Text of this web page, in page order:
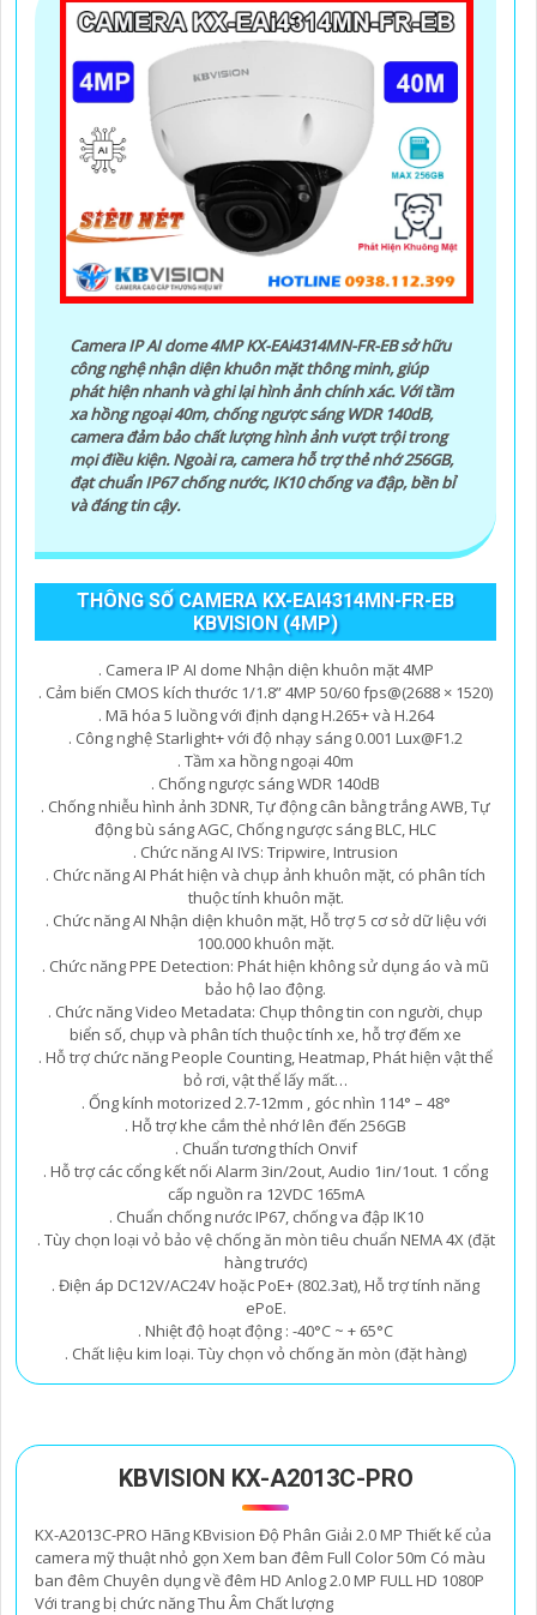
Camera IP AI dome 4MP KX-EAi4314MN-FR-EB sở hữu
công nghệ nhận diện khuôn mặt thông minh, giúp
phát hiện nhanh và ghi lại hình ảnh chính xác. Với tầm
xa hồng ngoại 40m, chống ngược sáng WDR 140dB,
camera đảm bảo chất lượng hình ảnh vượt trội trong
mọi điều kiện. Ngoài ra, camera hỗ trợ thẻ nhớ 256GB,
đạt chuẩn IP67 chống nước, IK10 chống va đập, bền bỉ
và đáng tin cậy.
THÔNG SỐ CAMERA KX-EAI4314MN-FR-EB
KBVISION (4MP)
. Camera IP AI dome Nhận diện khuôn mặt 4MP
. Cảm biến CMOS kích thước 1/1.8” 4MP 50/60 fps@(2688 × 1520)
. Mã hóa 5 luồng với định dạng H.265+ và H.264
. Công nghệ Starlight+ với độ nhạy sáng 0.001 Lux@F1.2
. Tầm xa hồng ngoại 40m
. Chống ngược sáng WDR 140dB
. Chống nhiễu hình ảnh 3DNR, Tự động cân bằng trắng AWB, Tự
động bù sáng AGC, Chống ngược sáng BLC, HLC
. Chức năng AI IVS: Tripwire, Intrusion
. Chức năng AI Phát hiện và chụp ảnh khuôn mặt, có phân tích
thuộc tính khuôn mặt.
. Chức năng AI Nhận diện khuôn mặt, Hỗ trợ 5 cơ sở dữ liệu với
100.000 khuôn mặt.
. Chức năng PPE Detection: Phát hiện không sử dụng áo và mũ
bảo hộ lao động.
. Chức năng Video Metadata: Chụp thông tin con người, chụp
biển số, chụp và phân tích thuộc tính xe, hỗ trợ đếm xe
. Hỗ trợ chức năng People Counting, Heatmap, Phát hiện vật thể
bỏ rơi, vật thể lấy mất…
. Ống kính motorized 2.7-12mm , góc nhìn 114° – 48°
. Hỗ trợ khe cắm thẻ nhớ lên đến 256GB
. Chuẩn tương thích Onvif
. Hỗ trợ các cổng kết nối Alarm 3in/2out, Audio 1in/1out. 1 cổng
cấp nguồn ra 12VDC 165mA
. Chuẩn chống nước IP67, chống va đập IK10
. Tùy chọn loại vỏ bảo vệ chống ăn mòn tiêu chuẩn NEMA 4X (đặt
hàng trước)
. Điện áp DC12V/AC24V hoặc PoE+ (802.3at), Hỗ trợ tính năng
ePoE.
. Nhiệt độ hoạt động : -40°C ~ + 65°C
. Chất liệu kim loại. Tùy chọn vỏ chống ăn mòn (đặt hàng)
KBVISION KX-A2013C-PRO
KX-A2013C-PRO Hãng KBvision Độ Phân Giải 2.0 MP Thiết kế của
camera mỹ thuật nhỏ gọn Xem ban đêm Full Color 50m Có màu
ban đêm Chuyên dụng về đêm HD Anlog 2.0 MP FULL HD 1080P
Với trang bị chức năng Thu Âm Chất lượng